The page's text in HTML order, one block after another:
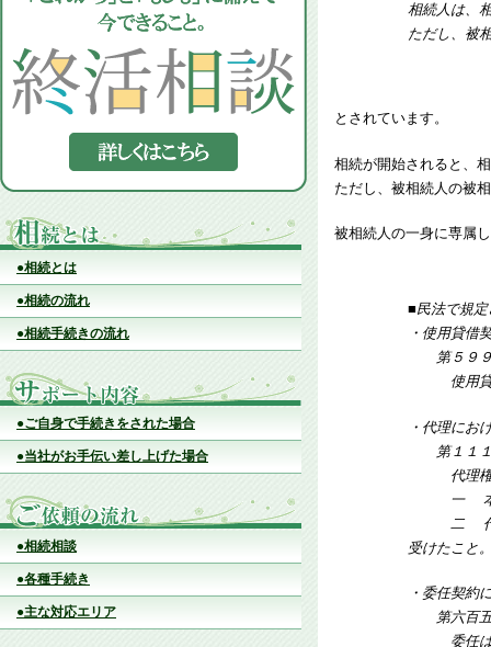
●相続とは
●相続の流れ
●相続手続きの流れ
●ご自身で手続きをされた場合
●当社がお手伝い差し上げた場合
●相続相談
●各種手続き
●主な対応エリア
相続人は、
ただし、被
とされています。
相続が開始されると、
ただし、被相続人の被
被相続人の一身に専属
■民法で規
・使用貸借
第５９９
使用貸借
・代理にお
第１１１
代理権は
一 本
二 代理人
受けたこと
・委任契約
第六百五
委任は、